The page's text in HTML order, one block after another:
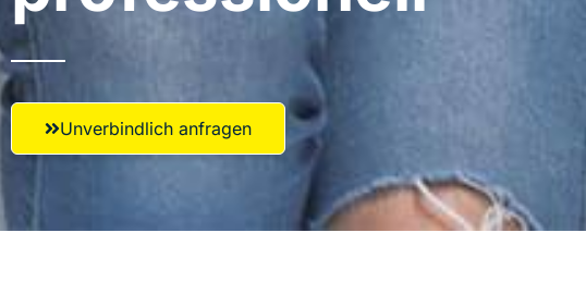
Unverbindlich anfragen